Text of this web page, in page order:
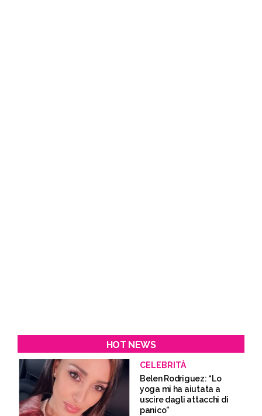
HOT NEWS
CELEBRITÀ
Belen Rodriguez: “Lo
yoga mi ha aiutata a
uscire dagli attacchi di
panico”